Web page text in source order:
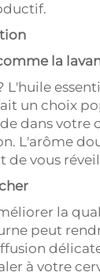
la
un choix
dans votre
L'arôme
de vous
la
peut
à votre